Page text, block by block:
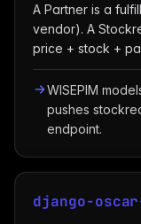
A Partner is a
vendor). A
price + stock +
WISEPIM
pushes
endpoint.
django-